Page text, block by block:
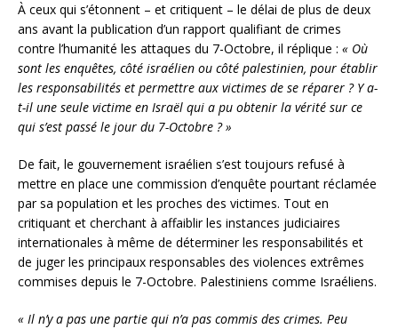
À ceux qui s’étonnent – et critiquent – le délai de plus de deux
ans avant la publication d’un rapport qualifiant de crimes
contre l’humanité les attaques du 7-Octobre, il réplique : « Où
sont les enquêtes, côté israélien ou côté palestinien, pour établir
les responsabilités et permettre aux victimes de se réparer ? Y a-
t-il une seule victime en Israël qui a pu obtenir la vérité sur ce
qui s’est passé le jour du 7-Octobre ? »
De fait, le gouvernement israélien s’est toujours refusé à
mettre en place une commission d’enquête pourtant réclamée
par sa population et les proches des victimes. Tout en
critiquant et cherchant à affaiblir les instances judiciaires
internationales à même de déterminer les responsabilités et
de juger les principaux responsables des violences extrêmes
commises depuis le 7-Octobre. Palestiniens comme Israéliens.
« Il n’y a pas une partie qui n’a pas commis des crimes. Peu